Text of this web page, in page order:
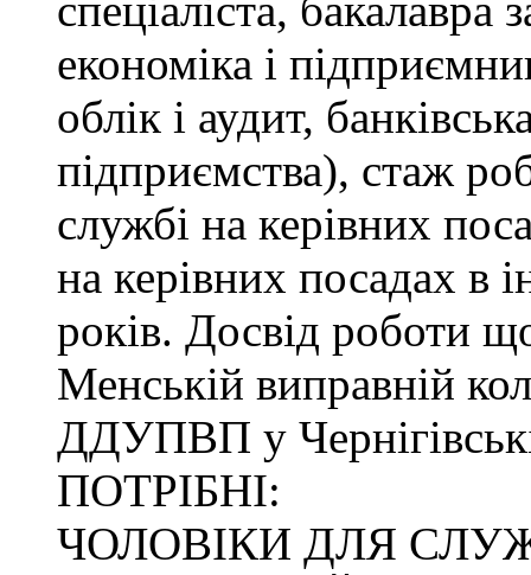
економіка і
облік і аудит,
підприємства), стаж
службі на керівних
на керівних посадах в
років. Досвід роботи
Менській виправній
ДДУПВП у
ПОТРІБНІ:
ЧОЛОВІКИ ДЛЯ